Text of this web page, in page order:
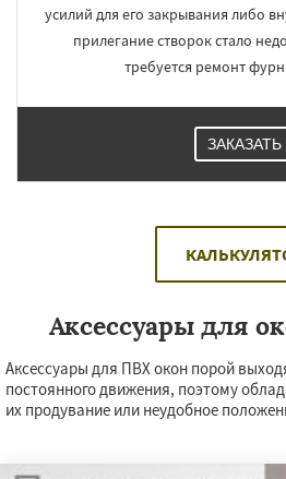
усилий для его закрывания либо
прилегание створок стало
требуется ремонт
ЗАКАЗАТЬ
Аксессуары для
Аксессуары для ПВХ окон порой
постоянного движения, поэтому
их продувание или неудобное